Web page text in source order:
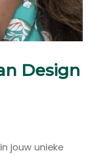
Design
jouw unieke